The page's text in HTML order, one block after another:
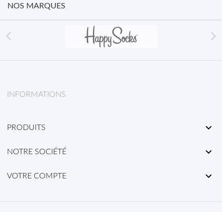
NOS MARQUES
 
INFORMATIONS
PRODUITS 
NOTRE SOCIÉTÉ 
VOTRE COMPTE 